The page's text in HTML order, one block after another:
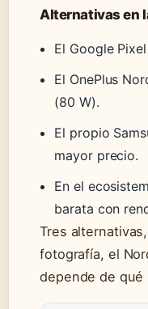
Alternativas en
El Google
El OnePlus
(80 W).
El propio
mayor precio.
En el
barata con
Tres
fotografía, el
depende de qué